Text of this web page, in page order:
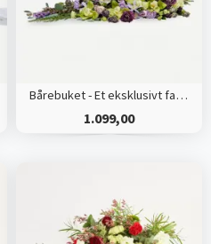
Bårebuket - Et eksklusivt farvel
1.099,00